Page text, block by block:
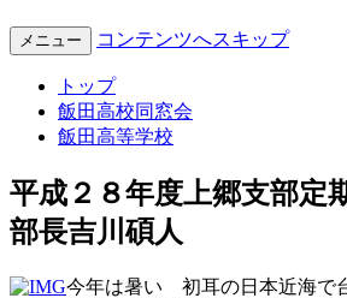
メニュー コンテンツへスキップ
トップ
飯田高校同窓会
飯田高等学校
平成２８年度上郷支部
部長吉川碩人
今年は暑い 初耳の日本近海で